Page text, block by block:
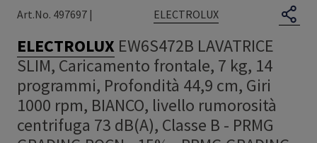
Art.No. 497697 |
ELECTROLUX
ELECTROLUX EW6S472B LAVATRICE
SLIM, Caricamento frontale, 7 kg, 14
programmi, Profondità 44,9 cm, Giri
1000 rpm, BIANCO, livello rumorosità
centrifuga 73 dB(A), Classe B - PRMG